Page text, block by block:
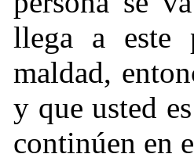
llega a este
maldad,
y que usted
continúen en